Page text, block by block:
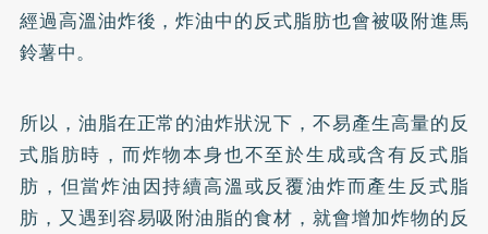
經過高溫油炸後，炸油中的反式脂肪也會被吸附進馬
鈴薯中。
所以，油脂在正常的油炸狀況下，不易產生高量的反
式脂肪時，而炸物本身也不至於生成或含有反式脂
肪，但當炸油因持續高溫或反覆油炸而產生反式脂
肪，又遇到容易吸附油脂的食材，就會增加炸物的反